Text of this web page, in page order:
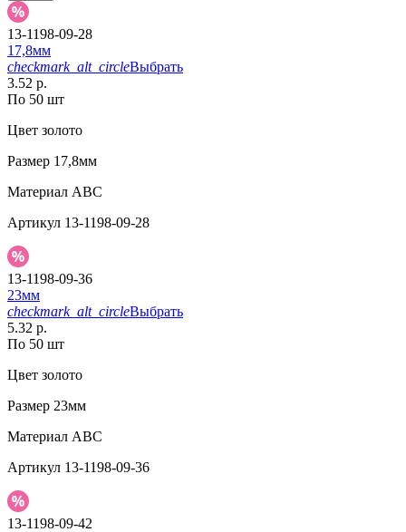
13-1198-09-28
17,8мм
checkmark_alt_circleВыбрать
3.52 р.
По 50 шт
Цвет золото
Размер 17,8мм
Материал АВС
Артикул 13-1198-09-28
13-1198-09-36
23мм
checkmark_alt_circleВыбрать
5.32 р.
По 50 шт
Цвет золото
Размер 23мм
Материал АВС
Артикул 13-1198-09-36
13-1198-09-42